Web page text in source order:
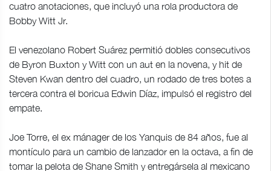
cuatro anotaciones, que incluyó una rola productora de
Bobby Witt Jr.
El venezolano Robert Suárez permitió dobles consecutivos
de Byron Buxton y Witt con un aut en la novena, y hit de
Steven Kwan dentro del cuadro, un rodado de tres botes a
tercera contra el boricua Edwin Díaz, impulsó el registro del
empate.
Joe Torre, el ex mánager de los Yanquis de 84 años, fue al
montículo para un cambio de lanzador en la octava, a fin de
tomar la pelota de Shane Smith y entregársela al mexicano